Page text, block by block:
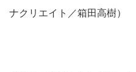
ナクリエイト／箱田高樹）